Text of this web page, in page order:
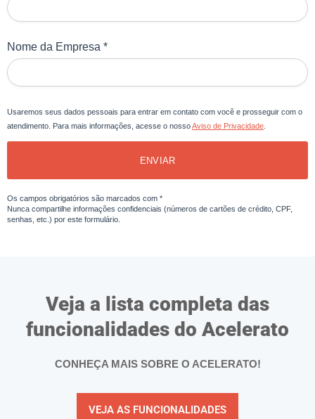
Nome da Empresa *
Usaremos seus dados pessoais para entrar em contato com você e prosseguir com o
atendimento. Para mais informações, acesse o nossoAviso de Privacidade
ENVIAR
Os campos obrigatórios são marcados com *
Nunca compartilhe informações confidenciais (números de cartões de crédito, CPF,
senhas, etc.) por este formulário.
Veja a lista completa das
funcionalidades do Acelerato
CONHEÇA MAIS SOBRE O ACELERATO!
VEJA AS FUNCIONALIDADES